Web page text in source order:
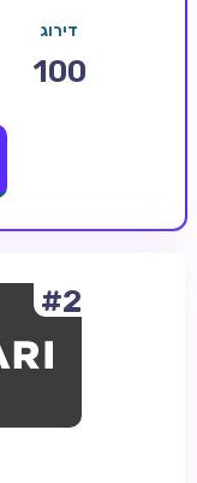
בונוסים בקזינו אונליין
דירוג
100
#2